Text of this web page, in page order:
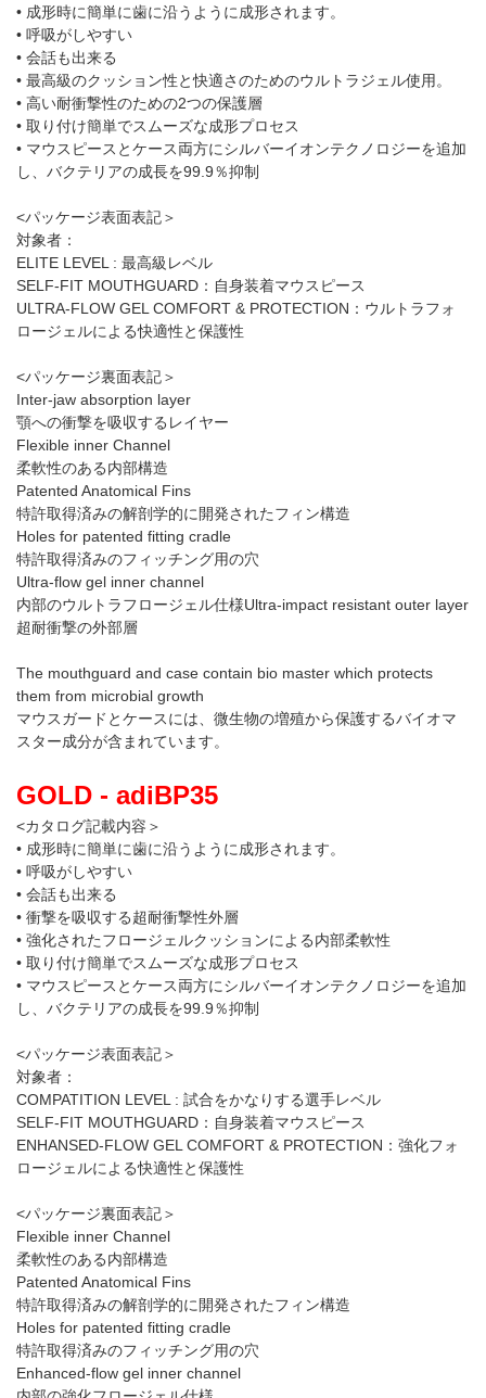
• 成形時に簡単に歯に沿うように成形されます。
• 呼吸がしやすい
• 会話も出来る
• 最高級のクッション性と快適さのためのウルトラジェル使用。
• 高い耐衝撃性のための2つの保護層
• 取り付け簡単でスムーズな成形プロセス
• マウスピースとケース両方にシルバーイオンテクノロジーを追加
し、バクテリアの成長を99.9％抑制
<パッケージ表面表記＞
対象者：
ELITE LEVEL : 最高級レベル
SELF-FIT MOUTHGUARD：自身装着マウスピース
ULTRA-FLOW GEL COMFORT & PROTECTION：ウルトラフォ
ロージェルによる快適性と保護性
<パッケージ裏面表記＞
Inter-jaw absorption layer
顎への衝撃を吸収するレイヤー
Flexible inner Channel
柔軟性のある内部構造
Patented Anatomical Fins
特許取得済みの解剖学的に開発されたフィン構造
Holes for patented fitting cradle
特許取得済みのフィッチング用の穴
Ultra-flow gel inner channel
内部のウルトラフロージェル仕様Ultra-impact resistant outer layer
超耐衝撃の外部層
The mouthguard and case contain bio master which protects
them from microbial growth
マウスガードとケースには、微生物の増殖から保護するバイオマ
スター成分が含まれています。
GOLD - adiBP35
<カタログ記載内容＞
• 成形時に簡単に歯に沿うように成形されます。
• 呼吸がしやすい
• 会話も出来る
• 衝撃を吸収する超耐衝撃性外層
• 強化されたフロージェルクッションによる内部柔軟性
• 取り付け簡単でスムーズな成形プロセス
• マウスピースとケース両方にシルバーイオンテクノロジーを追加
し、バクテリアの成長を99.9％抑制
<パッケージ表面表記＞
対象者：
COMPATITION LEVEL : 試合をかなりする選手レベル
SELF-FIT MOUTHGUARD：自身装着マウスピース
ENHANSED-FLOW GEL COMFORT & PROTECTION：強化フォ
ロージェルによる快適性と保護性
<パッケージ裏面表記＞
Flexible inner Channel
柔軟性のある内部構造
Patented Anatomical Fins
特許取得済みの解剖学的に開発されたフィン構造
Holes for patented fitting cradle
特許取得済みのフィッチング用の穴
Enhanced-flow gel inner channel